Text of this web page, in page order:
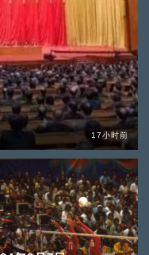
17小时前